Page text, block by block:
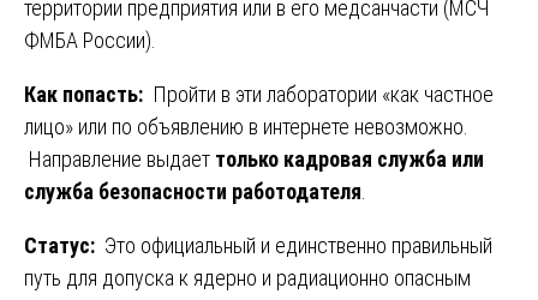
территории предприятия или в его медсанчасти (МСЧ
ФМБА России).
Как попасть: Пройти в эти лаборатории «как частное
лицо» или по объявлению в интернете невозможно.
Направление выдает только кадровая служба или
служба безопасности работодателя
Статус: Это официальный и единственно правильный
путь для допуска к ядерно и радиационно опасным